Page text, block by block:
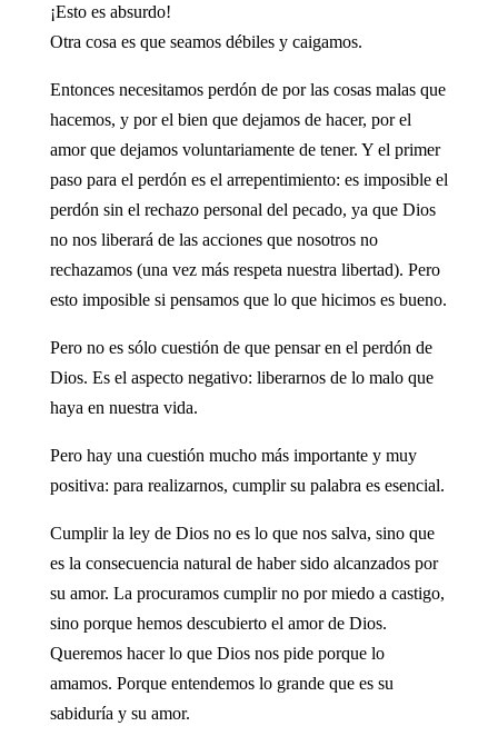
¡Esto es absurdo!
Otra cosa es que seamos débiles y caigamos.
Entonces necesitamos perdón de por las cosas malas que
hacemos, y por el bien que dejamos de hacer, por el
amor que dejamos voluntariamente de tener. Y el primer
paso para el perdón es el arrepentimiento: es imposible el
perdón sin el rechazo personal del pecado, ya que Dios
no nos liberará de las acciones que nosotros no
rechazamos (una vez más respeta nuestra libertad). Pero
esto imposible si pensamos que lo que hicimos es bueno.
Pero no es sólo cuestión de que pensar en el perdón de
Dios. Es el aspecto negativo: liberarnos de lo malo que
haya en nuestra vida.
Pero hay una cuestión mucho más importante y muy
positiva: para realizarnos, cumplir su palabra es esencial.
Cumplir la ley de Dios no es lo que nos salva, sino que
es la consecuencia natural de haber sido alcanzados por
su amor. La procuramos cumplir no por miedo a castigo,
sino porque hemos descubierto el amor de Dios.
Queremos hacer lo que Dios nos pide porque lo
amamos. Porque entendemos lo grande que es su
sabiduría y su amor.